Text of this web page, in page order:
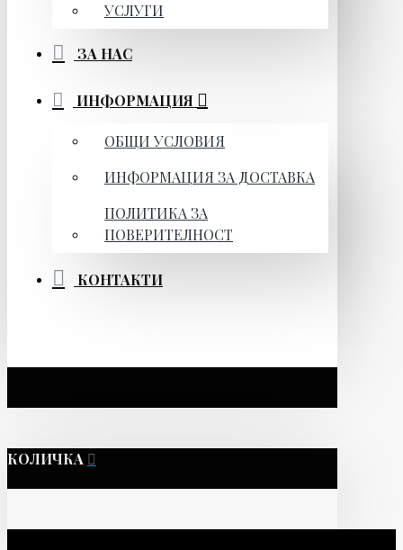
УСЛУГИ
ЗА НАС
ИНФОРМАЦИЯ
ОБЩИ УСЛОВИЯ
ИНФОРМАЦИЯ ЗА ДОСТАВКА
ПОЛИТИКА ЗА
ПОВЕРИТЕЛНОСТ
КОНТАКТИ
КОЛИЧКА